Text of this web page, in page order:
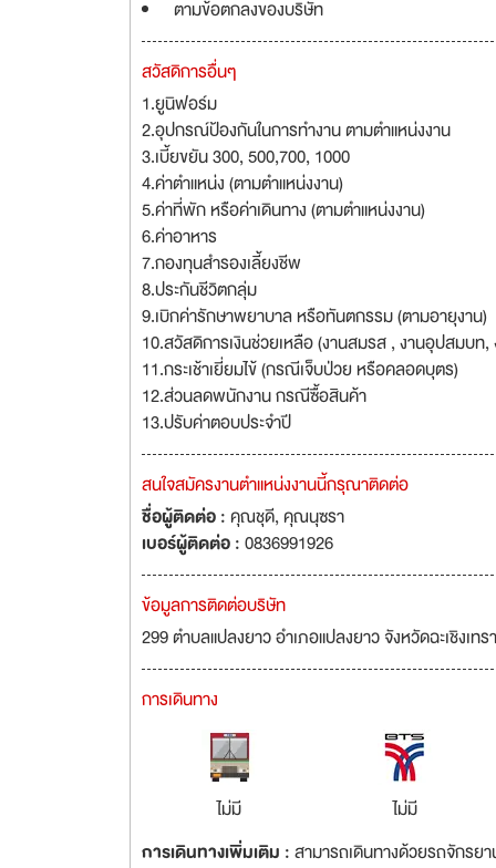
ตามข้อตกลงของบริษัท
สวัสดิการอื่นๆ
1.ยูนิฟอร์ม
2.อุปกรณ์ป้องกันในการทำงาน ตามตำแหน่งงาน
3.เบี้ยขยัน 300, 500,700, 1000
4.ค่าตำแหน่ง (ตามตำแหน่งงาน)
5.ค่าที่พัก หรือค่าเดินทาง (ตามตำแหน่งงาน)
6.ค่าอาหาร
7.กองทุนสำรองเลี้ยงชีพ
8.ประกันชีวิตกลุ่ม
9.เบิกค่ารักษาพยาบาล หรือทันตกรรม (ตามอายุงาน)
10.สวัสดิการเงินช่วยเหลือ (งานสมรส , งานอุปสมบ
11.กระเช้าเยี่ยมไข้ (กรณีเจ็บป่วย หรือคลอดบุตร)
12.ส่วนลดพนักงาน กรณีซื้อสินค้า
13.ปรับค่าตอบประจำปี
สนใจสมัครงานตำแหน่งงานนี้กรุณาติดต่อ
ชื่อผู้ติดต่อ :คุณชุดี, คุณนุซรา
เบอร์ผู้ติดต่อ :0836991926
ข้อมูลการติดต่อบริษัท
299 ตำบลแปลงยาว อำเภอแปลงยาว จังหวัดฉะเชิงเทร
การเดินทาง
ไม่มี
ไม่มี
การเดินทางเพิ่มเติม :สามารถเดินทางด้วยรถจักร